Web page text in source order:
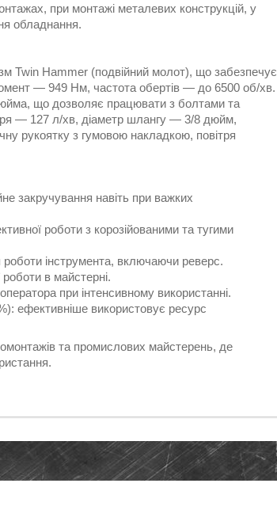
при монтажі металевих конструкцій, у
обладнання.
Twin Hammer (подвійний молот), що забезпечує
— 949 Нм, частота обертів — до 6500 об/хв.
що дозволяє працювати з болтами та
— 127 л/хв, діаметр шлангу — 3/8 дюйм,
рукоятку з гумовою накладкою, повітря
закручування навіть при важких
роботи з корозійованими та тугими
інструмента, включаючи реверс.
в майстерні.
при інтенсивному використанні.
ефективніше використовує ресурс
та промислових майстерень, де